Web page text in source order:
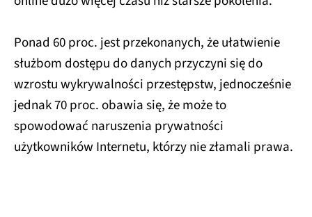
Ponad 60 proc. jest przekonanych, że ułatwienie
służbom dostępu do danych przyczyni się do
wzrostu wykrywalności przestępstw, jednocześnie
jednak 70 proc. obawia się, że może to
spowodować naruszenia prywatności
użytkowników Internetu, którzy nie złamali prawa.